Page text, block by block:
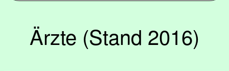
Ärzte (Stand 2016)